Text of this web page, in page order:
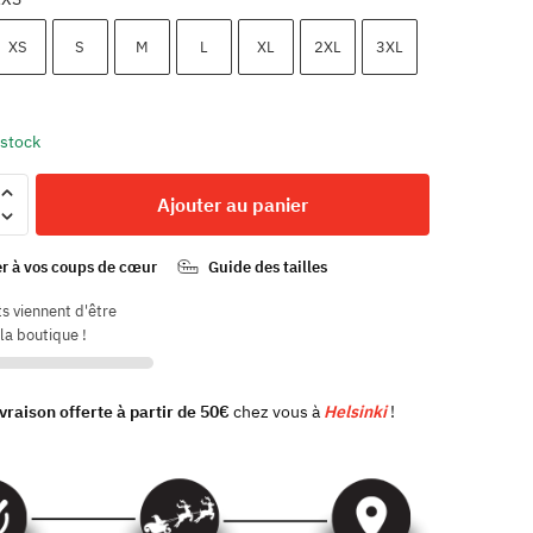
XS S M L XL 2XL 3XL
Ajouter au panier
à vos coups de cœur Guide des tailles
viennent d'être
boutique !
offerte à partir de 50€ chez vous à Helsinki!